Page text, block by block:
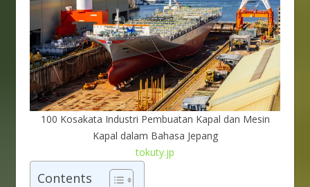
100 Kosakata Industri Pembuatan Kapal dan Mesin
Kapal dalam Bahasa Jepang
tokuty.jp
Contents